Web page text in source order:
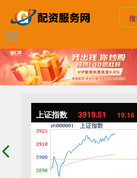
上证指数 3919.51 19.16